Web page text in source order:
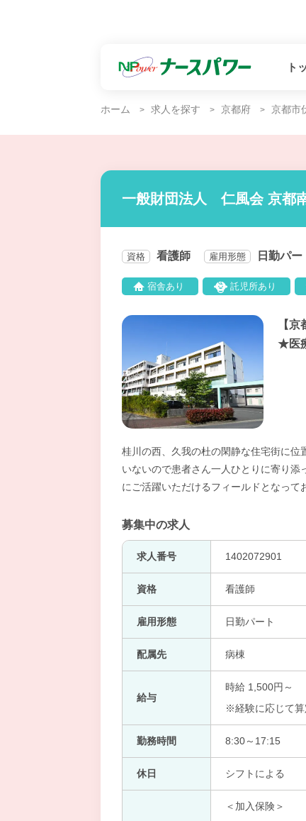
ト
ホーム 求人を探す 京都府 京都市
一般財団法人 仁風会 京都
資格 看護師 雇用形態 日勤パー
宿舎あり 託児所あり
【
★医
桂川の西、久我の杜の閑静な住宅街に位
いないので患者さん一人ひとりに寄り
にご活躍いただけるフィールドとなって
募集中の求人
求人番号 1402072901
資格 看護師
雇用形態 日勤パート
配属先 病棟
給与
時給 1,500円～
※経験に応じて算
勤務時間 8:30～17:15
休日 シフトによる
＜加入保険＞